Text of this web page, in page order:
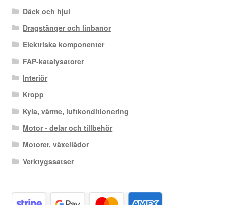
Däck och hjul
Dragstänger och linbanor
Elektriska komponenter
FAP-katalysatorer
Interiör
Kropp
Kyla, värme, luftkonditionering
Motor - delar och tillbehör
Motorer, växellådor
Verktygssatser